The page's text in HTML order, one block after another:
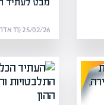
25/02/26 (ח׳ אדר תשפ״ו) | מערכת אפיק